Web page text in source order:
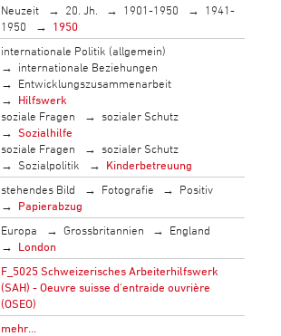
Neuzeit 20. Jh. 1901-1950
1941-
1950
1950
internationale Politik (allgemein)
internationale Beziehungen
Entwicklungszusammenarbeit
Hilfswerk
soziale Fragen
sozialer Schutz
Sozialhilfe
soziale Fragen
sozialer Schutz
Sozialpolitik
Kinderbetreuung
stehendes Bild Fotografie
Positiv
Papierabzug
Europa Grossbritannien
England
London
F_5025 Schweizerisches Arbeiterhilfswerk
(SAH) - Oeuvre suisse d'entraide ouvrière
(OSEO)
mehr…